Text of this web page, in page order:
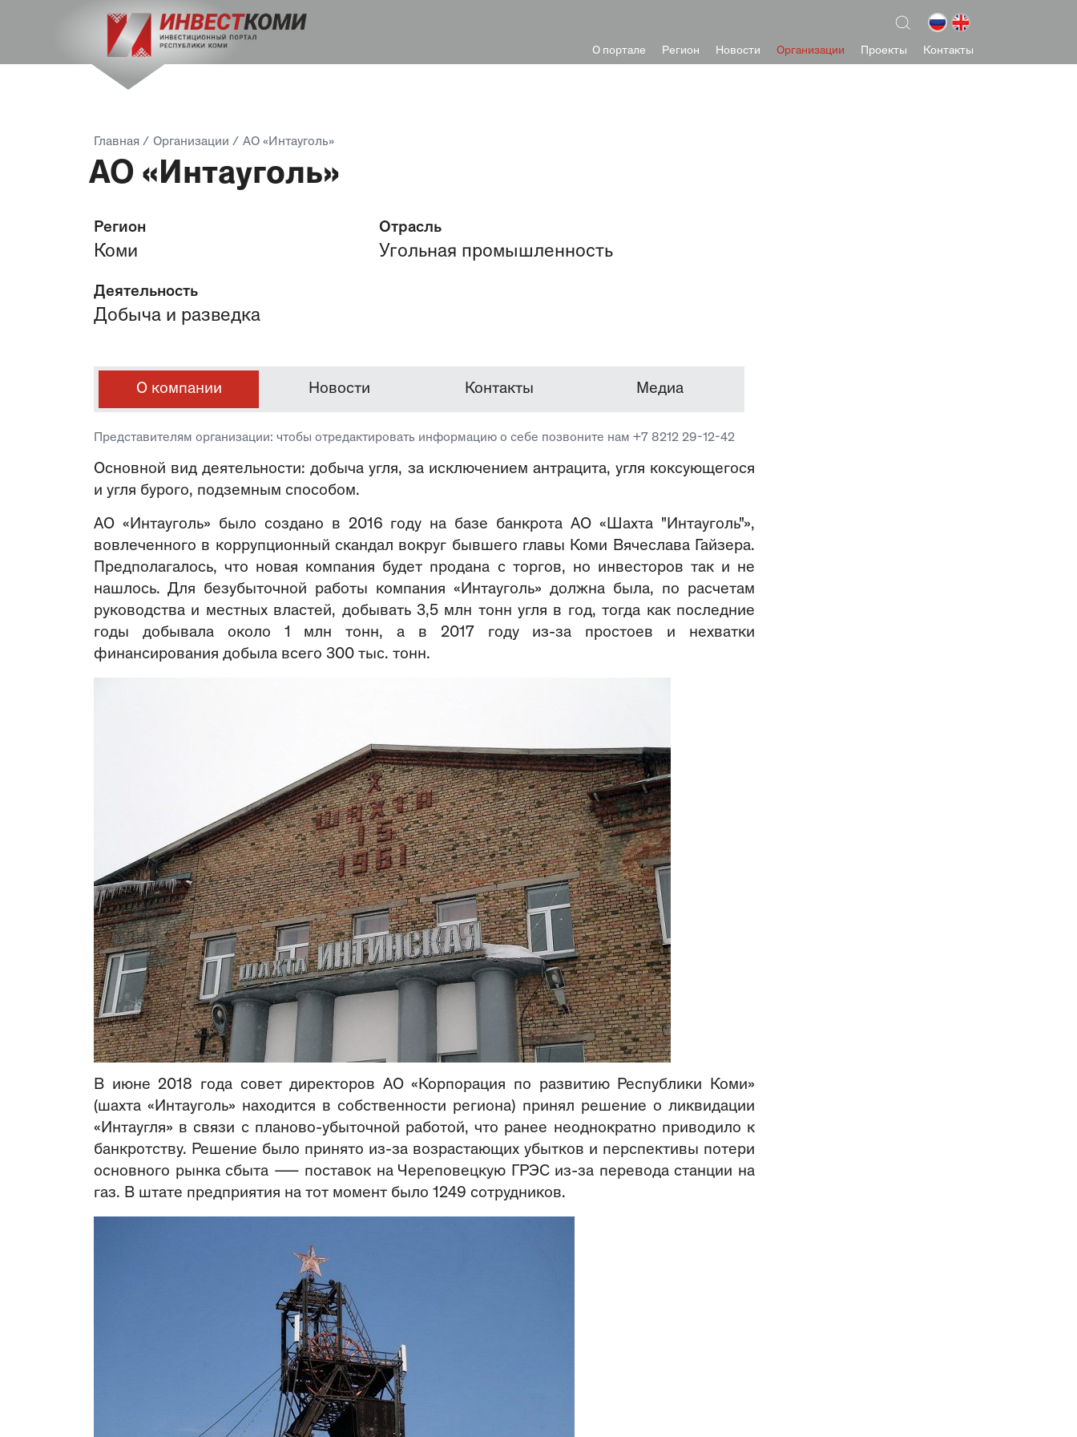
О портале Регион Новости Организации Проекты Контакты
Главная / Организации / АО «Интауголь»
АО «Интауголь»
Регион
Коми
Отрасль
Угольная промышленность
Деятельность
Добыча и разведка
О компании Новости Контакты Медиа
Представителям организации: чтобы отредактировать информацию о себе позвоните нам +7 8212 29-12-42
Основной вид деятельности: добыча угля, за исключением антрацита, угля коксующегося
и угля бурого, подземным способом.
АО «Интауголь» было создано в 2016 году на базе банкрота АО «Шахта "Интауголь"»,
вовлеченного в коррупционный скандал вокруг бывшего главы Коми Вячеслава Гайзера.
Предполагалось, что новая компания будет продана с торгов, но инвесторов так и не
нашлось. Для безубыточной работы компания «Интауголь» должна была, по расчетам
руководства и местных властей, добывать 3,5 млн тонн угля в год, тогда как последние
годы добывала около 1 млн тонн, а в 2017 году из-за простоев и нехватки
финансирования добыла всего 300 тыс. тонн.
В июне 2018 года совет директоров АО «Корпорация по развитию Республики Коми»
(шахта «Интауголь» находится в собственности региона) принял решение о ликвидации
«Интаугля» в связи с планово-убыточной работой, что ранее неоднократно приводило к
банкротству. Решение было принято из-за возрастающих убытков и перспективы потери
основного рынка сбыта ― поставок на Череповецкую ГРЭС из-за перевода станции на
газ. В штате предприятия на тот момент было 1249 сотрудников.